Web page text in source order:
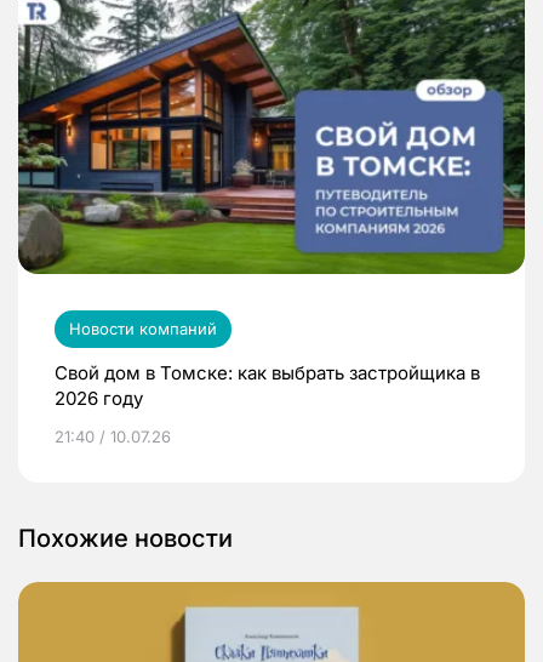
Новости компаний
Свой дом в Томске: как выбрать застройщика в
2026 году
21:40 / 10.07.26
Похожие новости